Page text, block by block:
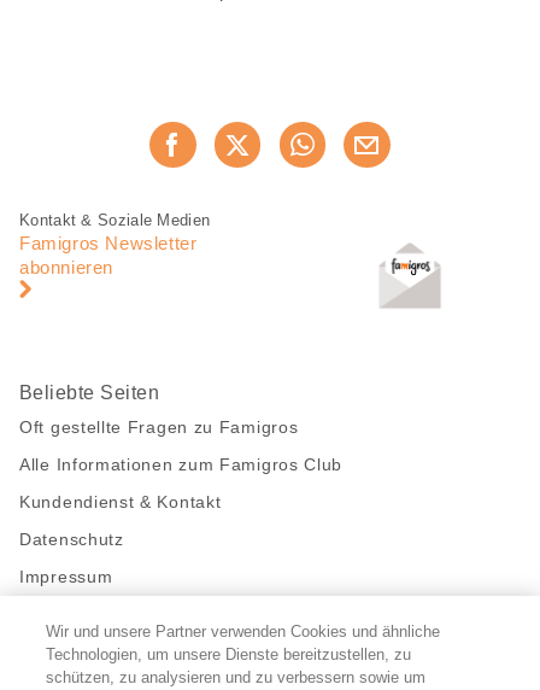
Jetzt weiterempfehlen
Fusszeile
Fusszeile
Navigation
Kontakt & Soziale Medien
Famigros Newsletter
abonnieren
Beliebte Seiten
Oft gestellte Fragen zu Famigros
Alle Informationen zum Famigros Club
Kundendienst & Kontakt
Datenschutz
Impressum
Bleibe mit uns in Kontakt
Facebook
https://twitter.com/migros
https://www.youtube.com/user/
PinterestInstagram
Wir und unsere Partner verwenden Cookies und ähnliche
Technologien, um unsere Dienste bereitzustellen, zu
schützen, zu analysieren und zu verbessern sowie um